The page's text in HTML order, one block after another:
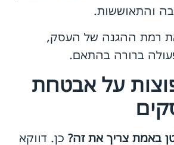
והתאוששות.
את רמת ההגנה של העסק,
ברורה בהתאם.
על אבטחת
באמת צריך את זה? כן. דווקא